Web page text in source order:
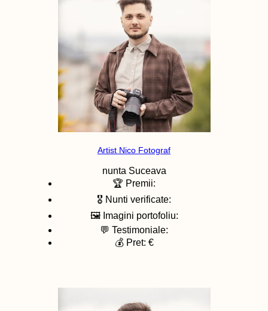
Artist Nico Fotograf
nunta Suceava
🏆 Premii:
🎖️ Nunti verificate:
🖼️ Imagini portofoliu:
💬 Testimoniale:
💰 Pret: €